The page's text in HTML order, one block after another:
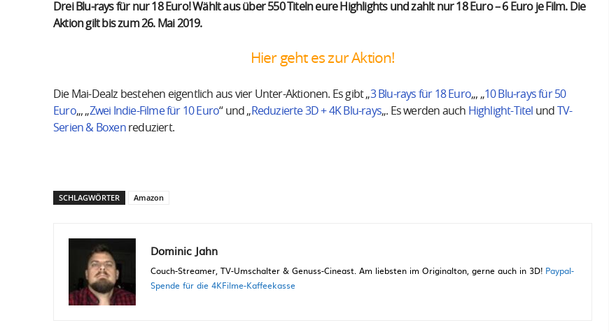
Drei Blu-rays für nur 18 Euro! Wählt aus über 550 Titeln eure Highlights und zahlt nur 18 Euro – 6 Euro je Film. Die
Aktion gilt bis zum 26. Mai 2019.
Hier geht es zur Aktion!
Die Mai-Dealz bestehen eigentlich aus vier Unter-Aktionen. Es gibt „3 Blu-rays für 18 Euro„, „10 Blu-rays für 50
Euro„, „Zwei Indie-Filme für 10 Euro“ und „ Reduzierte 3D + 4K Blu-rays„. Es werden auch Highlight-Titel und
TV-
Serien & Boxenreduziert.
SCHLAGWÖRTER Amazon
Dominic Jahn
Couch-Streamer, TV-Umschalter & Genuss-Cineast. Am liebsten im Originalton, gerne auch in 3D! Paypal-
Spende für die 4KFilme-Kaffeekasse